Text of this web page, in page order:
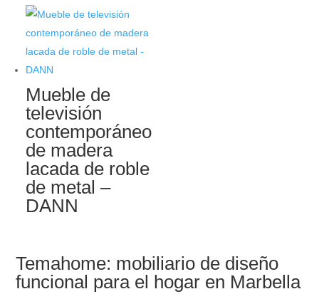
Mueble de
televisión
contemporáneo
de madera
lacada de roble
de metal –
DANN
Temahome: mobiliario de diseño
funcional para el hogar en Marbella